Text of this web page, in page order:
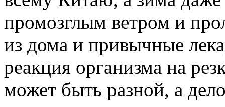
промозглым ветром и
из дома и привычные
реакция организма на
может быть разной, а